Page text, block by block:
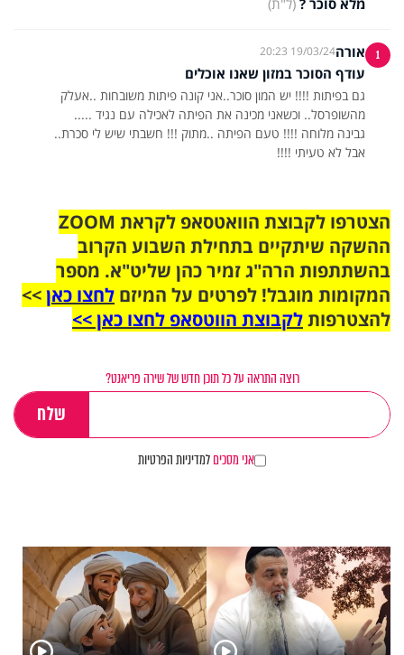
1 אורה19/03/24 20:23
עודף הסוכר במזון שאנו אוכלים
אבל לא טעיתי !!!!
הצטרפו לקבוצת הוואטסאפ לקראת ZOOM
ההשקה שיתקיים בתחילת השבוע הקרוב
בהשתתפות הרה"ג זמיר כהן שליט"א. מספר
המקומות מוגבל! לפרטים על המיזם לחצו כאן>>
להצטרפותלקבוצת הווטסאפ לחצו כאן >>
רוצה התראה על כל תוכן חדש של שירה פריאנט?
אני מסכיםלמדיניות הפרטיות